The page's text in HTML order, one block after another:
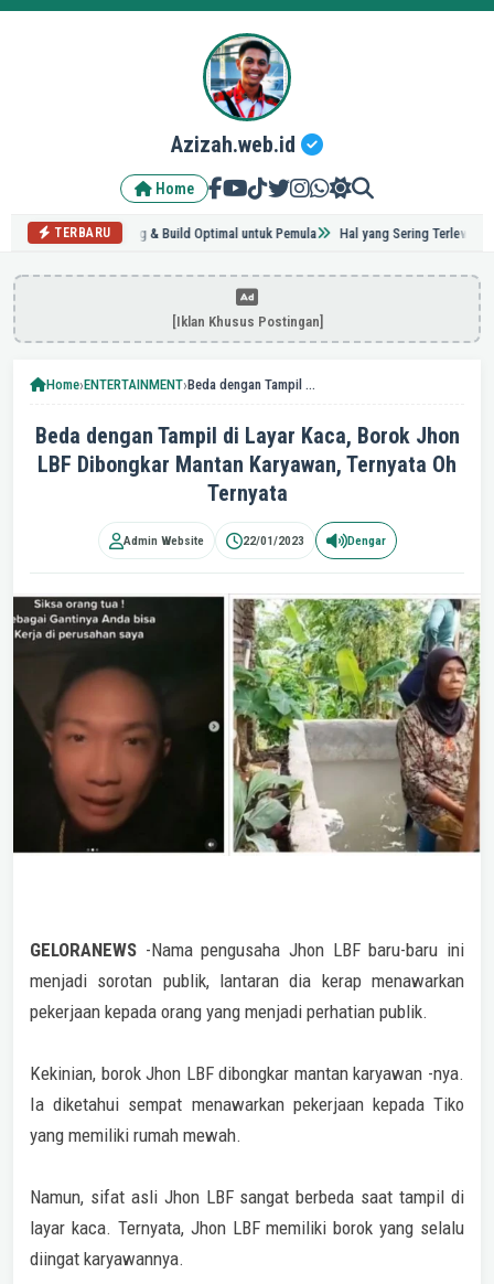
Azizah.web.id
Home
TERBARU
Tips Grinding & Build Optimal untuk Pemula Hal yang Sering Terlewat Saat
[Iklan Khusus Postingan]
Home›ENTERTAINMENT› Beda dengan Tampil di Layar Kaca, Borok Jhon LBF Dibongkar Mantan Karyawan, Ternyata Oh Ternyata
Beda dengan Tampil di Layar Kaca, Borok Jhon
LBF Dibongkar Mantan Karyawan, Ternyata Oh
Ternyata
Admin Website 22/01/2023 Dengar
GELORANEWS -Nama pengusaha Jhon LBF baru-baru ini
menjadi sorotan publik, lantaran dia kerap menawarkan
pekerjaan kepada orang yang menjadi perhatian publik.
Kekinian, borok Jhon LBF dibongkar mantan karyawan -nya.
Ia diketahui sempat menawarkan pekerjaan kepada Tiko
yang memiliki rumah mewah.
Namun, sifat asli Jhon LBF sangat berbeda saat tampil di
layar kaca. Ternyata, Jhon LBF memiliki borok yang selalu
diingat karyawannya.